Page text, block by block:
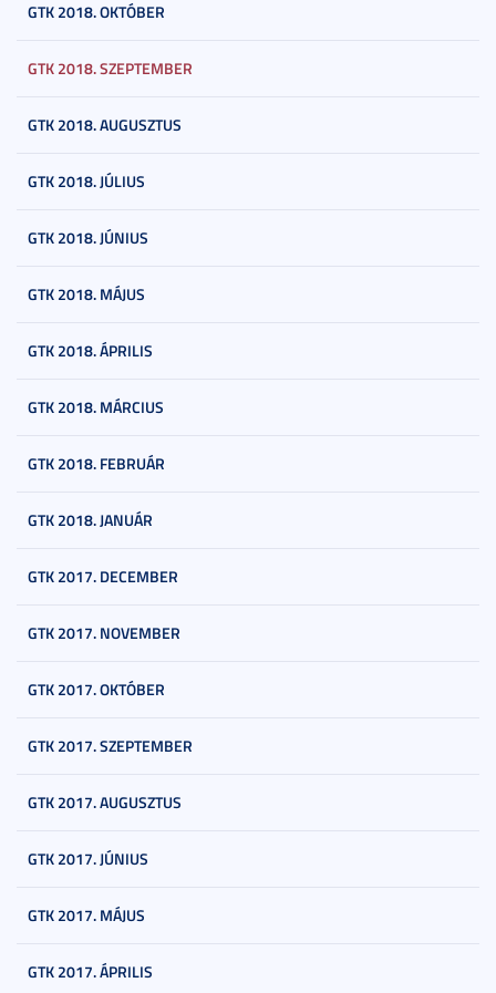
GTK 2018. OKTÓBER
GTK 2018. SZEPTEMBER
GTK 2018. AUGUSZTUS
GTK 2018. JÚLIUS
GTK 2018. JÚNIUS
GTK 2018. MÁJUS
GTK 2018. ÁPRILIS
GTK 2018. MÁRCIUS
GTK 2018. FEBRUÁR
GTK 2018. JANUÁR
GTK 2017. DECEMBER
GTK 2017. NOVEMBER
GTK 2017. OKTÓBER
GTK 2017. SZEPTEMBER
GTK 2017. AUGUSZTUS
GTK 2017. JÚNIUS
GTK 2017. MÁJUS
GTK 2017. ÁPRILIS